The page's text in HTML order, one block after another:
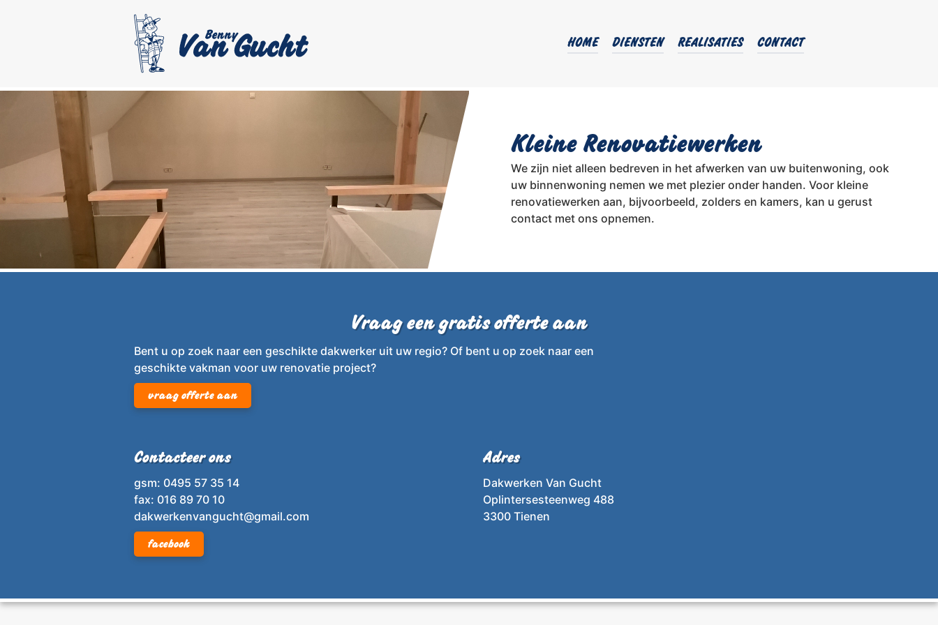
HOME DIENSTEN REALISATIES CONTACT
Kleine Renovatiewerken
We zijn niet alleen bedreven in het afwerken van uw buitenwoning, ook
uw binnenwoning nemen we met plezier onder handen. Voor kleine
renovatiewerken aan, bijvoorbeeld, zolders en kamers, kan u gerust
contact met ons opnemen.
Vraag een gratis offerte aan
Bent u op zoek naar een geschikte dakwerker uit uw regio? Of bent u op zoek naar een
geschikte vakman voor uw renovatie project?
vraag offerte aan
Contacteer ons
gsm: 0495 57 35 14
fax: 016 89 70 10
dakwerkenvangucht@gmail.com
facebook
Adres
Dakwerken Van Gucht
Oplintersesteenweg 488
3300 Tienen